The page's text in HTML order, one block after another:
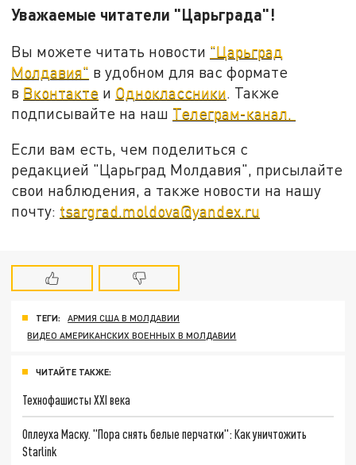
Уважаемые читатели "Царьграда"!
Вы можете читать новости "Царьград
Молдавия" в удобном для вас формате
в Вконтакте и Одноклассники . Также
подписывайте на наш Телеграм-канал.
Если вам есть, чем поделиться с
редакцией "Царьград Молдавия", присылайте
свои наблюдения, а также новости на нашу
почту: tsargrad.moldova@yandex.ru
ТЕГИ:
АРМИЯ США В МОЛДАВИИ
ВИДЕО АМЕРИКАНСКИХ ВОЕННЫХ В МОЛДАВИИ
ЧИТАЙТЕ ТАКЖЕ:
Технофашисты XXI века
Оплеуха Маску. "Пора снять белые перчатки": Как уничтожить
Starlink